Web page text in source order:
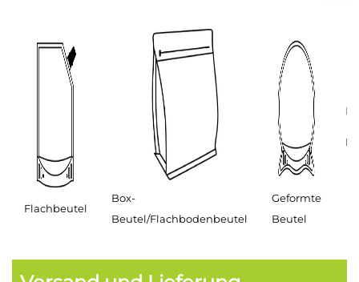
Flachbeutel
Box-
Beutel/Flachbodenbeutel
Geformte
Beutel